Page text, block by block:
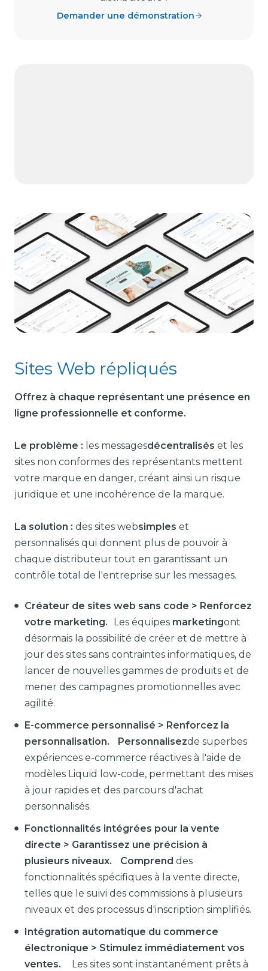
Demander une démonstration
Sites Web répliqués
Offrez à chaque représentant une présence en
ligne professionnelle et conforme.
Le problème : les messagesdécentralisés et les
sites non conformes des représentants mettent
votre marque en danger, créant ainsi un risque
juridique et une incohérence de la marque.
La solution : des sites websimples et
personnalisés qui donnent plus de pouvoir à
chaque distributeur tout en garantissant un
contrôle total de l'entreprise sur les messages.
Créateur de sites web sans code > Renforcez
votre marketing. Les équipes marketingont
désormais la possibilité de créer et de mettre à
jour des sites sans contraintes informatiques, de
lancer de nouvelles gammes de produits et de
mener des campagnes promotionnelles avec
agilité.
E-commerce personnalisé > Renforcez la
personnalisation. Personnalisezde superbes
expériences e-commerce réactives à l'aide de
modèles Liquid low-code, permettant des mises
à jour rapides et des parcours d'achat
personnalisés.
Fonctionnalités intégrées pour la vente
directe > Garantissez une précision à
plusieurs niveaux. Comprend des
fonctionnalités spécifiques à la vente directe,
telles que le suivi des commissions à plusieurs
niveaux et des processus d'inscription simplifiés.
Intégration automatique du commerce
électronique > Stimulez immédiatement vos
ventes.
Les sites sont instantanément prêts à